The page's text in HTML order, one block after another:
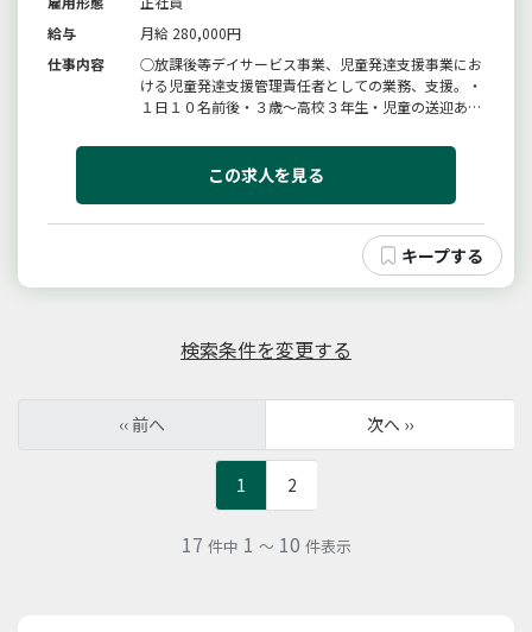
給与
月給 280,000円
仕事内容
○放課後等デイサービス事業、児童発達支援事業にお
ける児童発達支援管理責任者としての業務、支援。・
１日１０名前後・３歳〜高校３年生・児童の送迎あり
この求人を見る
検索条件を変更する
‹‹ 前へ 次へ ››
1 2
17 件中 1 ～ 10 件表示